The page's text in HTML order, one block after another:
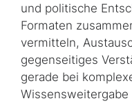
und politische
Formaten
vermitteln,
gegenseitiges
gerade bei
Wissensweitergabe